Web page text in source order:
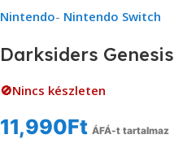
Nintendo- Nintendo Switch
Darksiders Genesis
🚫Nincs készleten
11,990Ft ÁFÁ-t tartalmaz